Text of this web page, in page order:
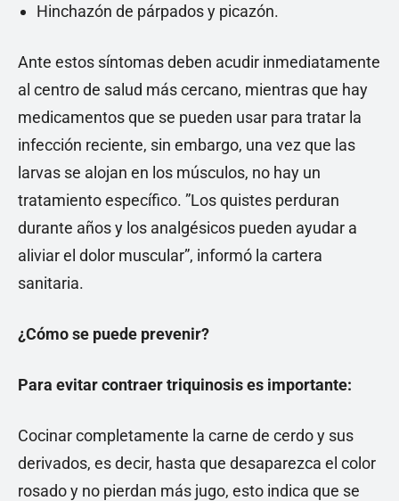
Hinchazón de párpados y picazón.
Ante estos síntomas deben acudir inmediatamente
al centro de salud más cercano, mientras que hay
medicamentos que se pueden usar para tratar la
infección reciente, sin embargo, una vez que las
larvas se alojan en los músculos, no hay un
tratamiento específico. ”Los quistes perduran
durante años y los analgésicos pueden ayudar a
aliviar el dolor muscular”, informó la cartera
sanitaria.
¿Cómo se puede prevenir?
Para evitar contraer triquinosis es importante:
Cocinar completamente la carne de cerdo y sus
derivados, es decir, hasta que desaparezca el color
rosado y no pierdan más jugo, esto indica que se